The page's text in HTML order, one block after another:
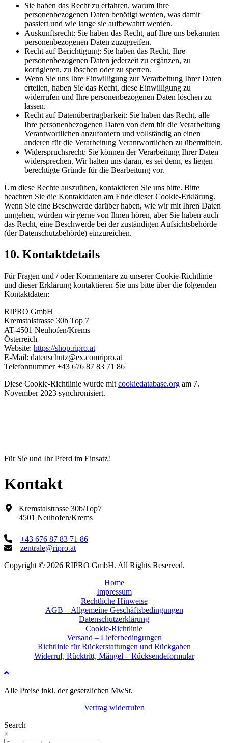
Sie haben das Recht zu erfahren, warum Ihre
personenbezogenen Daten benötigt werden, was damit
passiert und wie lange sie aufbewahrt werden.
Auskunftsrecht: Sie haben das Recht, auf Ihre uns bekannten
personenbezogenen Daten zuzugreifen.
Recht auf Berichtigung: Sie haben das Recht, Ihre
personenbezogenen Daten jederzeit zu ergänzen, zu
korrigieren, zu löschen oder zu sperren.
Wenn Sie uns Ihre Einwilligung zur Verarbeitung Ihrer Daten
erteilen, haben Sie das Recht, diese Einwilligung zu
widerrufen und Ihre personenbezogenen Daten löschen zu
lassen.
Recht auf Datenübertragbarkeit: Sie haben das Recht, alle
Ihre personenbezogenen Daten von dem für die Verarbeitung
Verantwortlichen anzufordern und vollständig an einen
anderen für die Verarbeitung Verantwortlichen zu übermitteln.
Widerspruchsrecht: Sie können der Verarbeitung Ihrer Daten
widersprechen. Wir halten uns daran, es sei denn, es liegen
berechtigte Gründe für die Bearbeitung vor.
Um diese Rechte auszuüben, kontaktieren Sie uns bitte. Bitte
beachten Sie die Kontaktdaten am Ende dieser Cookie-Erklärung.
Wenn Sie eine Beschwerde darüber haben, wie wir mit Ihren Daten
umgehen, würden wir gerne von Ihnen hören, aber Sie haben auch
das Recht, eine Beschwerde bei der zuständigen Aufsichtsbehörde
(der Datenschutzbehörde) einzureichen.
10. Kontaktdetails
Für Fragen und / oder Kommentare zu unserer Cookie-Richtlinie
und dieser Erklärung kontaktieren Sie uns bitte über die folgenden
Kontaktdaten:
RIPRO GmbH
Kremstalstrasse 30b Top 7
AT-4501 Neuhofen/Krems
Österreich
Website: https://shop.ripro.at
E-Mail: datenschutz@ex.comripro.at
Telefonnummer +43 676 87 83 71 86
Diese Cookie-Richtlinie wurde mit cookiedatabase.org am 7.
November 2023 synchronisiert.
Für Sie und Ihr Pferd im Einsatz!
Kontakt
Kremstalstrasse 30b/Top7
4501 Neuhofen/Krems
+43 676 87 83 71 86
zentrale@ripro.at
Copyright © 2026 RIPRO GmbH. All Rights Reserved.
Home
Impressum
Rechtliche Hinweise
AGB – Allgemeine Geschäftsbedingungen
Datenschutzerklärung
Cookie-Richtlinie
Versand – Lieferbedingungen
Richtlinie für Rückerstattungen und Rückgaben
Widerruf, Rücktritt, Mängel – Rücksendeformular
Alle Preise inkl. der gesetzlichen MwSt.
Vertrag widerrufen
Search
×